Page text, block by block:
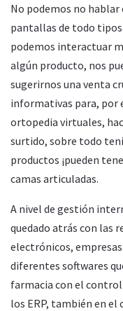
No podemos no
pantallas de todo
podemos interactuar
algún producto, nos
sugerirnos una venta
informativas para, por
ortopedia virtuales,
surtido, sobre todo
productos ¡pueden
camas articuladas.
A nivel de gestión
quedado atrás con las
electrónicos,
diferentes softwares
farmacia con el
los ERP, también en